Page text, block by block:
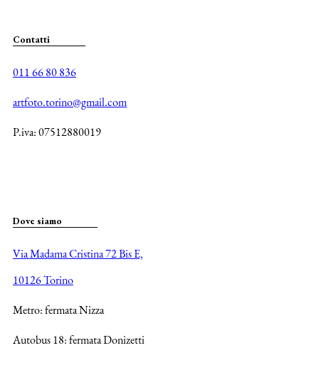
Contatti
011 66 80 836
artfoto.torino@gmail.com
P.iva: 07512880019
Dove siamo
Via Madama Cristina 72 Bis E,
10126 Torino
Metro: fermata Nizza
Autobus 18: fermata Donizetti